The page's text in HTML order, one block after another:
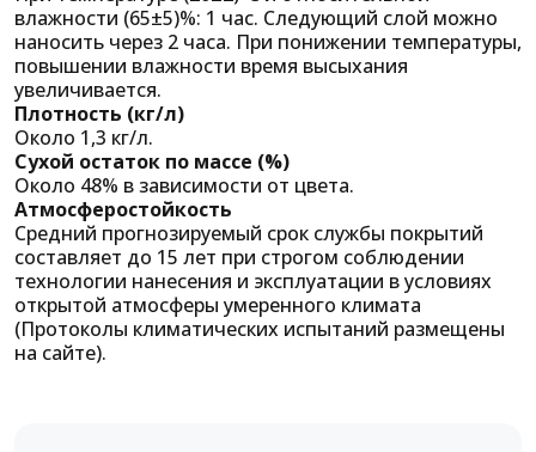
влажности (65±5)%: 1 час. Следующий слой можно
наносить через 2 часа. При понижении температуры,
повышении влажности время высыхания
увеличивается.
Плотность (кг/л)
Около 1,3 кг/л.
Сухой остаток по массе (%)
Около 48% в зависимости от цвета.
Атмосферостойкость
Средний прогнозируемый срок службы покрытий
составляет до 15 лет при строгом соблюдении
технологии нанесения и эксплуатации в условиях
открытой атмосферы умеренного климата
(Протоколы климатических испытаний размещены
на сайте).